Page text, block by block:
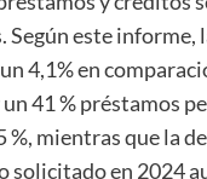
Según este informe,
4,1% en
41 % préstamos
mientras que la
en 2024